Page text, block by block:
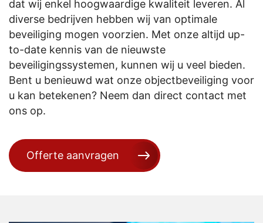
dat wij enkel hoogwaardige kwaliteit leveren. Al
diverse bedrijven hebben wij van optimale
beveiliging mogen voorzien. Met onze altijd up-
to-date kennis van de nieuwste
beveiligingssystemen, kunnen wij u veel bieden.
Bent u benieuwd wat onze objectbeveiliging voor
u kan betekenen? Neem dan direct contact met
ons op.
Offerte aanvragen